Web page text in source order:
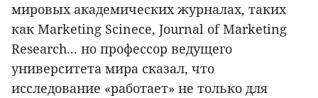
мировых академических журналах, таких
как Marketing Scinece, Journal of Marketing
Research... но профессор ведущего
университета мира сказал, что
исследование «работает» не только для